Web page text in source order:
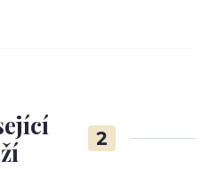
2